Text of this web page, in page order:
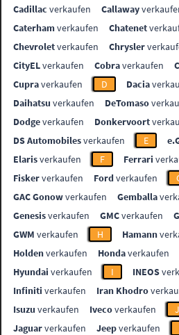
Cadillac verkaufen Callaway
Caterhamverkaufen Chatenet
Chevroletverkaufen Chrysler
CityELverkaufen Cobraverkaufen
Cupraverkaufen D Dacia
Daihatsu verkaufen DeTomaso
Dodgeverkaufen Donkervoort
DS Automobilesverkaufen E
Elarisverkaufen F Ferrari
Fiskerverkaufen Fordverkaufen
GAC Gonowverkaufen Gemballa
Genesisverkaufen GMCverkaufen
GWM verkaufen H Hamann
Holdenverkaufen Hondaverkaufen
Hyundai verkaufen I INEOS
Infiniti verkaufen Iran Khodro
Isuzu verkaufen Ivecoverkaufen J
Jaguarverkaufen Jeepverkaufen